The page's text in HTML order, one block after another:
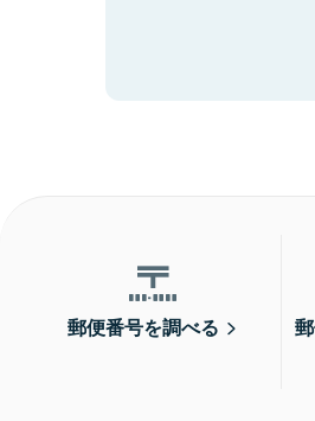
郵便番号を調べる